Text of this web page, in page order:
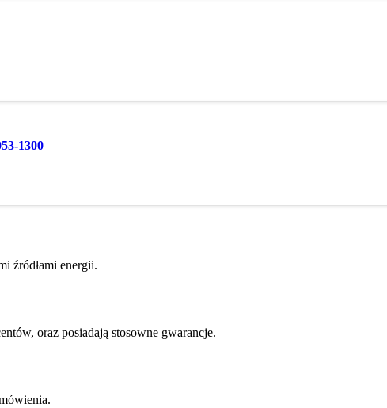
1300
źródłami energii.
oraz posiadają stosowne gwarancje.